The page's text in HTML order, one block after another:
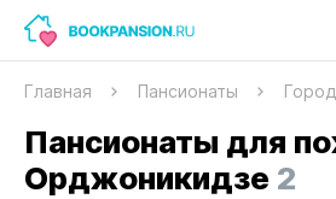
Главная Пансионаты
Пансионаты для
Орджоникидзе 2